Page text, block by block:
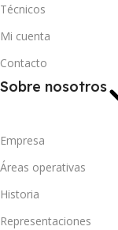
Técnicos
Mi cuenta
Contacto
Sobre nosotros
Empresa
Áreas operativas
Historia
Representaciones